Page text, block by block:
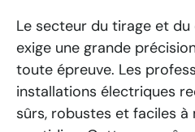
Le secteur du tirage et
exige une grande
toute épreuve. Les
installations électriques
sûrs, robustes et faciles à